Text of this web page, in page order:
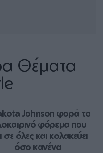
Θέματα
Johnson φορά το
φόρεμα που
σε όλες και κολακεύει
όσο κανένα